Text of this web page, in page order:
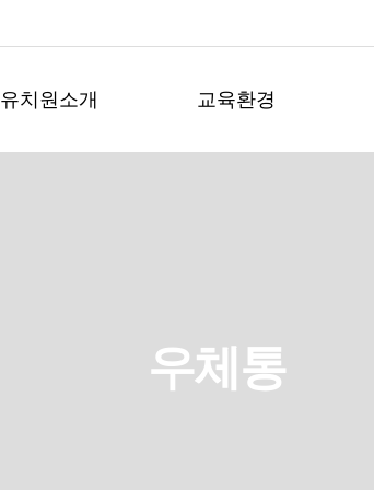
유치원소개 교육환경
우체통